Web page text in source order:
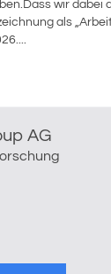
wir dabei
als
AG